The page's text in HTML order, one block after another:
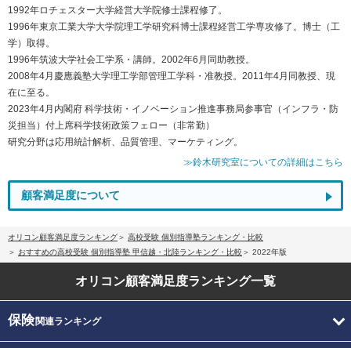
1992年ロチェスター大学経営大学院修士課程修了。
1996年東京工業大学大学院理工学研究科博士課程経営工学専攻修了。博士（工
学）取得。
1996年筑波大学社会工学系・講師。2002年6月同助教授。
2008年4月慶應義塾大学理工学部管理工学科・准教授。2011年4月同教授、現
在に至る。
2023年4月内閣府 科学技術・イノベーション推進事務局参事官（インフラ・防
災担当）付上席科学技術政策フェロー（非常勤）
研究分野は応用統計解析、品質管理、マーケティング。
≫鈴木研究室についての詳細はこちら
顧客満足度について
オリコン顧客満足度ランキング
高校受験 個別指導塾ランキング・比較
おすすめの高校受験 個別指導塾 甲信越・北陸ランキング・比較
2022年版
オリコン顧客満足度ランキング一覧
保険関連ランキング